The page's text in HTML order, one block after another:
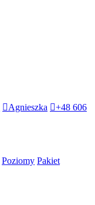
Agnieszka
+48 606
Poziomy Pakiet